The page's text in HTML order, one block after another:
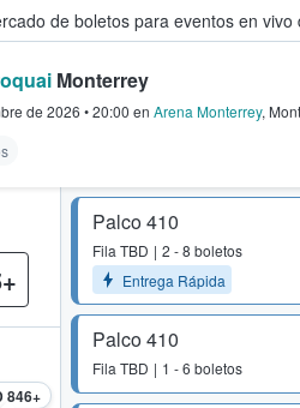
de boletos para eventos en vivo
los fans compran y
Monterrey
de 2026 •20:00 en Arena Monterrey,
Palco 410
Fila TBD
2 - 8 boletos
Entrega Rápida
Palco 410
Fila TBD 1 - 6 boletos
846